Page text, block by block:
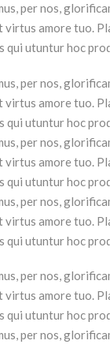
per nos,
virtus amore tuo.
qui utuntur hoc
per nos,
virtus amore tuo.
qui utuntur hoc
per nos,
virtus amore tuo.
qui utuntur hoc
per nos,
virtus amore tuo.
qui utuntur hoc
per nos,
virtus amore tuo.
qui utuntur hoc
per nos,